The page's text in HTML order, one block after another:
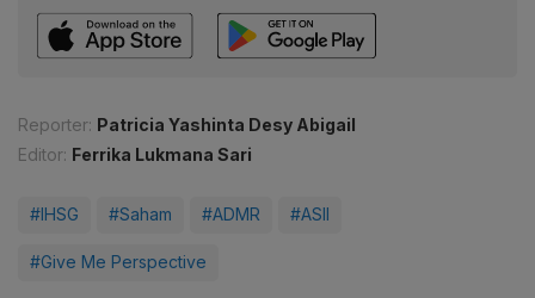
Reporter: Patricia Yashinta Desy Abigail
Editor: Ferrika Lukmana Sari
#IHSG #Saham #ADMR #ASII
#Give Me Perspective